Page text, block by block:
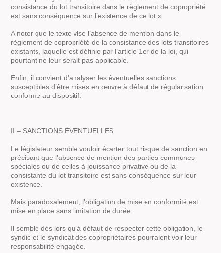
consistance du lot transitoire dans le règlement de copropriété
est sans conséquence sur l’existence de ce lot.»
A noter que le texte vise l’absence de mention dans le
règlement de copropriété de la consistance des lots transitoires
existants, laquelle est définie par l’article 1er de la loi, qui
pourtant ne leur serait pas applicable.
Enfin, il convient d’analyser les éventuelles sanctions
susceptibles d’être mises en œuvre à défaut de régularisation
conforme au dispositif.
II – SANCTIONS ÉVENTUELLES
Le législateur semble vouloir écarter tout risque de sanction en
précisant que l’absence de mention des parties communes
spéciales ou de celles à jouissance privative ou de la
consistante du lot transitoire est sans conséquence sur leur
existence.
Mais paradoxalement, l’obligation de mise en conformité est
mise en place sans limitation de durée.
Il semble dès lors qu’à défaut de respecter cette obligation, le
syndic et le syndicat des copropriétaires pourraient voir leur
responsabilité engagée.